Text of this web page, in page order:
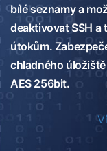
bílé seznamy a
deaktivovat SSH a
útokům.
chladného
AES 256bit.